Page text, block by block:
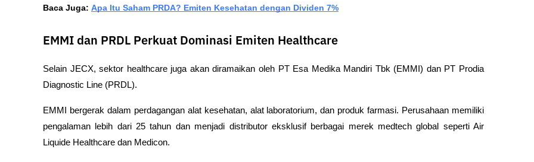
Baca Juga: Apa Itu Saham PRDA? Emiten Kesehatan dengan Dividen 7%
EMMI dan PRDL Perkuat Dominasi Emiten Healthcare
Selain JECX, sektor healthcare juga akan diramaikan oleh PT Esa Medika Mandiri Tbk (EMMI) dan PT Prodia
Diagnostic Line (PRDL).
EMMI bergerak dalam perdagangan alat kesehatan, alat laboratorium, dan produk farmasi. Perusahaan memiliki
pengalaman lebih dari 25 tahun dan menjadi distributor eksklusif berbagai merek medtech global seperti Air
Liquide Healthcare dan Medicon.